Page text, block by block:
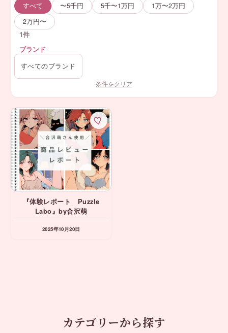
すべて 〜5千円 5千〜1万円
1万〜2万円
2万円〜
1件
ブランド
条件をクリア
『体験レポート Puzzle
Labo』by合沢萌
2025年10月20日
カテゴリーから探す